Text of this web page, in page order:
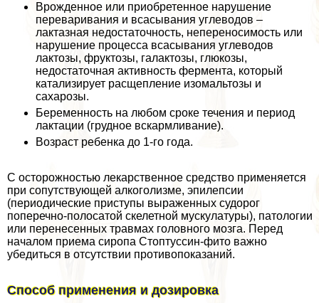
Врожденное или приобретенное нарушение
переваривания и всасывания углеводов –
лактазная недостаточность, непереносимость или
нарушение процесса всасывания углеводов
лактозы, фруктозы, галактозы, глюкозы,
недостаточная активность фермента, который
катализирует расщепление изомальтозы и
сахарозы.
Беременность на любом сроке течения и период
лактации (грудное вскармливание).
Возраст ребенка до 1-го года.
С осторожностью лекарственное средство применяется
при сопутствующей алкоголизме, эпилепсии
(периодические приступы выраженных судорог
поперечно-полосатой скелетной мускулатуры), патологии
или перенесенных травмах головного мозга. Перед
началом приема сиропа Стоптуссин-фито важно
убедиться в отсутствии противопоказаний.
Способ применения и дозировка